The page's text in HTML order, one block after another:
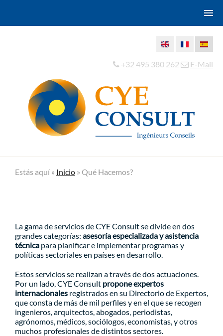
+32 495 380 262 E-Mail
Estás aquí » Inicio » Qué Hacemos?
La gama de servicios de CYE Consult se divide en dos
grandes categorías: asesoría especializada y asistencia
técnica para planificar e implementar programas y
políticas sectoriales en países en desarrollo.
Estos servicios se realizan a través de dos actuaciones.
Por un lado, CYE Consult propone expertos
internacionales registrados en su Directorio de Expertos,
que consta de más de mil perfiles y en el que se recogen
ingenieros, arquitectos, abogados, periodistas,
agrónomos, médicos, sociólogos, economistas, y otros
muchos profesionales de distintos sectores.